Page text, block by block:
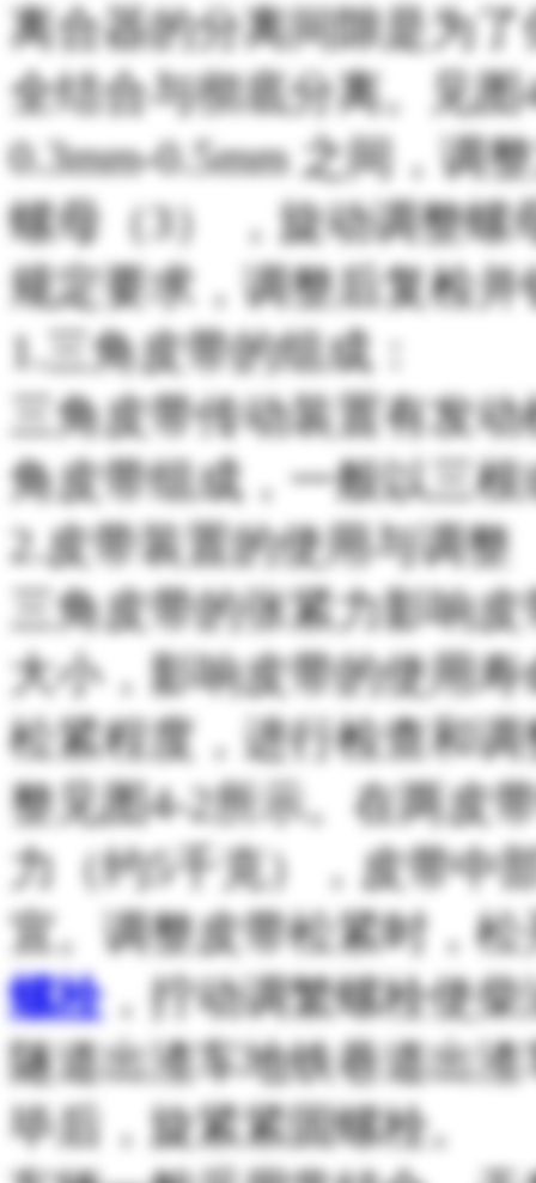
离合器的分离间隙是为
全结合与彻底分离。见
0.3mm-0.5mm 之间，调
螺母（3） ，旋动调整螺
规定要求，调整后复检
1.三角皮带的组成：
三角皮带传动装置有发
角皮带组成，一般以三
2.皮带装置的使用与调整
三角皮带的张紧力影响
大小，影响皮带的使用
松紧程度，进行检查和
整见图4-2所示。在两皮
力（约5千克），皮带中
宜。调整皮带松紧时，
螺栓，拧动调繁螺栓使
隧道出渣车地铁巷道出
毕后，旋紧紧固螺栓。